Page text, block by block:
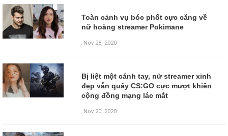
Toàn cảnh vụ bóc phốt cực căng về
nữ hoàng streamer Pokimane
, Nov 28, 2020
Bị liệt một cánh tay, nữ streamer xinh
đẹp vẫn quẩy CS:GO cực mượt khiến
cộng đồng mạng lác mắt
, Nov 20, 2020